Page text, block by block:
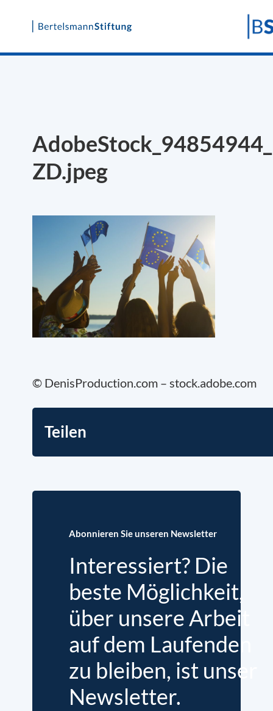
Skip
ZD.jpeg
© DenisProduction.com – stock.adobe.com
Teilen
Abonnieren Sie unseren Newsletter
Interessiert? Die
beste Möglichkeit,
über unsere Arbeit
auf dem Laufenden
zu bleiben, ist unser
Newsletter.